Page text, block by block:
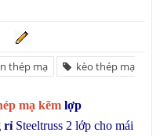
thép mạ
kèo thép mạ
mạ kẽm lợp
rỉ Steeltruss 2 lớp cho mái